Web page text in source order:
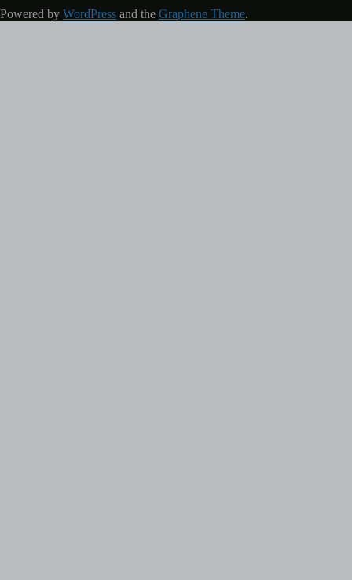
Powered by WordPress and the Graphene Theme.